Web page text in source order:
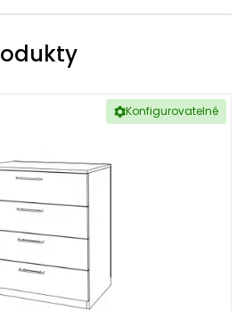
Konfigurovatelné